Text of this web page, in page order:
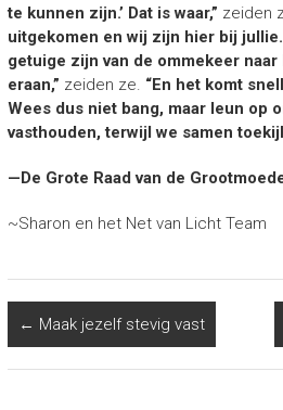
te kunnen zijn.’ Dat is waar,” zeiden
uitgekomen en wij zijn hier bij
getuige zijn van de ommekeer
eraan,” zeiden ze. “En het komt
Wees dus niet bang, maar leun op
vasthouden, terwijl we samen
—De Grote Raad van de
~Sharon en het Net van Licht Team
← Maak jezelf stevig vast